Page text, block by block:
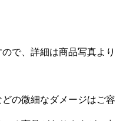
で、詳細は商品写真より
の微細なダメージはご容